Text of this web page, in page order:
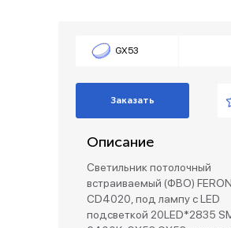
GX53
Заказать
Описание
Светильник потолочный
встраиваемый (ФВО) FERON
CD4020, под лампу с LED
подсветкой 20LED*2835